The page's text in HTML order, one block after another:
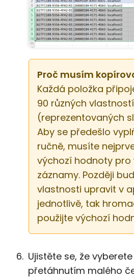
Proč musím
Každá položka
90 různých vlastností
(reprezentovaných
Aby se předešlo
ručně, musíte
výchozí hodnoty pro
záznamy. Později
vlastnosti upravit v
jednotlivě, tak
použijte výchozí
Ujistěte se, že
přetáhnutím malého